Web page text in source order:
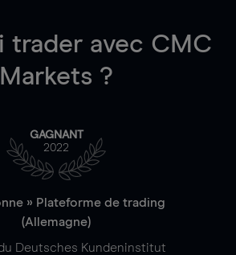
trader avec CMC
Markets ?
GAGNANT
2022
» Plateforme de trading
(Allemagne)
Deutsches Kundeninstitut